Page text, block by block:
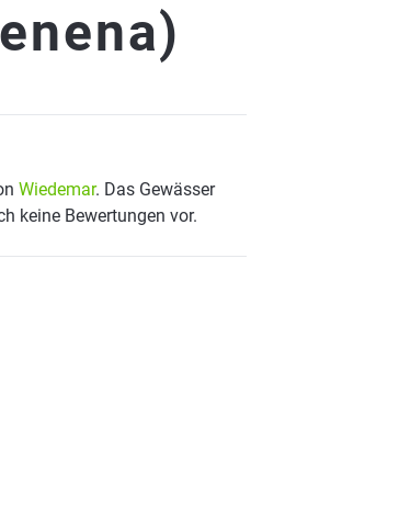
Wiedemar. Das Gewässer
keine Bewertungen vor.